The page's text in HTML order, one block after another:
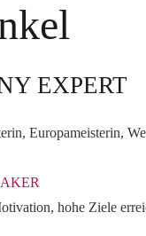
EXPERT
Europameisterin,
hohe Ziele